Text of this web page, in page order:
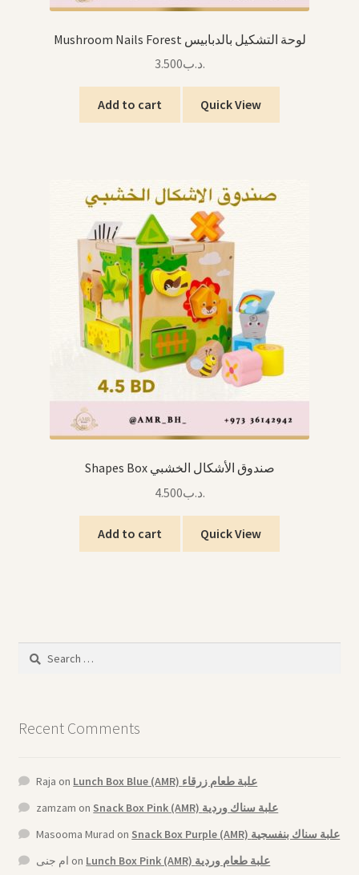
Mushroom Nails Forest لوحة التشكيل بالدبابيس
.د.ب3.500
Add to cart Quick View
Shapes Box صندوق الأشكال الخشبي
.د.ب4.500
Add to cart Quick View
Search
Recent Comments
Raja on
Lunch Box Blue (AMR) علبة طعام زرقاء
zamzam on
Snack Box Pink (AMR) علبة سناك وردية
Masooma Murad on
Snack Box Purple (AMR) علبة سناك بنفسجية
ام جنى on Lunch Box Pink (AMR) علبة طعام وردية